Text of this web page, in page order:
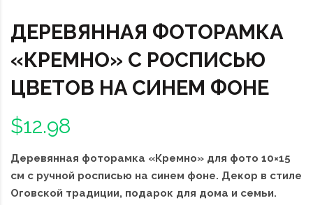
ДЕРЕВЯННАЯ ФОТОРАМКА
«КРЕМНО» С РОСПИСЬЮ
ЦВЕТОВ НА СИНЕМ ФОНЕ
$12.98
Деревянная фоторамка «Кремно» для фото 10×15
см с ручной росписью на синем фоне. Декор в стиле
Оговской традиции, подарок для дома и семьи.